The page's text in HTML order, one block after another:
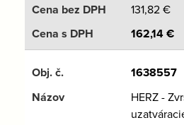
131,82€
162,14€
1638557
HERZ -